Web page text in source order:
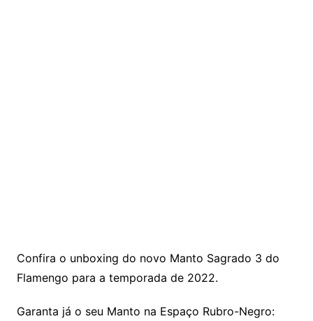
Confira o unboxing do novo Manto Sagrado 3 do
Flamengo para a temporada de 2022.
Garanta já o seu Manto na Espaço Rubro-Negro: